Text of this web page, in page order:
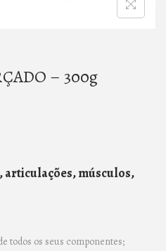
– 300g
articulações, músculos,
todos os seus componentes;